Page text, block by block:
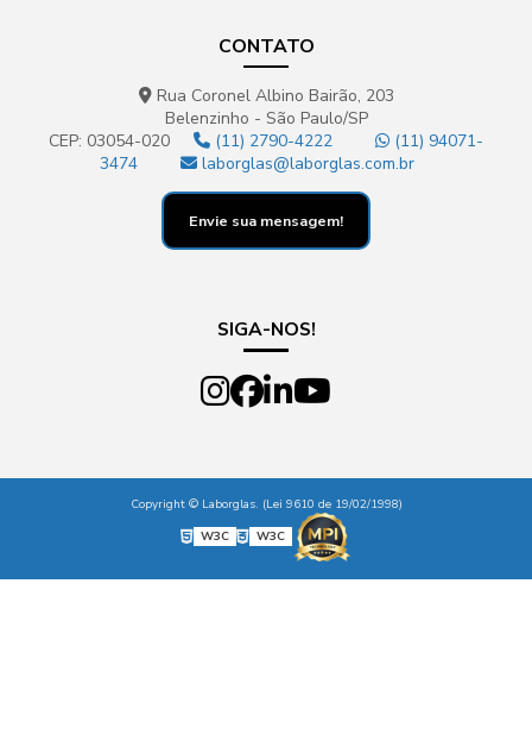
CONTATO
Rua Coronel Albino Bairão, 203
Belenzinho - São Paulo/SP
CEP: 03054-020
(11) 2790-4222
(11) 94071-
3474
laborglas@laborglas.com.br
Envie sua mensagem!
SIGA-NOS!
Copyright © Laborglas. (Lei 9610 de 19/02/1998)
W3C
W3C